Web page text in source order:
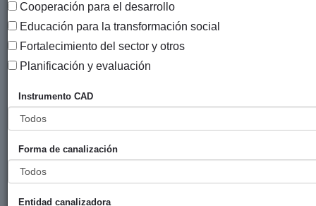
Cooperación para el desarrollo
Educación para la transformación social
Fortalecimiento del sector y otros
Planificación y evaluación
Instrumento CAD
Forma de canalización
Entidad canalizadora
Título
Entidad
financiadora
Entidad
Movilizándonos
por Africa
Vasco
y
Iradier